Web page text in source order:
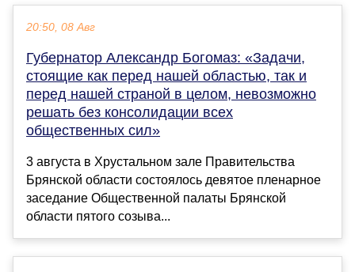
20:50, 08 Авг
Губернатор Александр Богомаз: «Задачи,
стоящие как перед нашей областью, так и
перед нашей страной в целом, невозможно
решать без консолидации всех
общественных сил»
3 августа в Хрустальном зале Правительства
Брянской области состоялось девятое пленарное
заседание Общественной палаты Брянской
области пятого созыва...